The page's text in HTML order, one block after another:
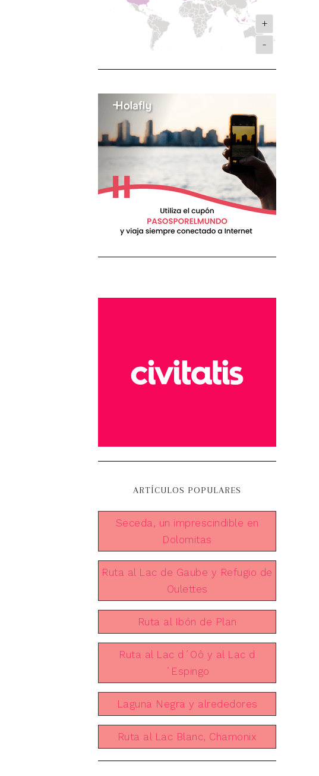
+
-
ARTÍCULOS POPULARES
Seceda, un imprescindible en
Dolomitas
Ruta al Lac de Gaube y Refugio de
Oulettes
Ruta al Ibón de Plan
Ruta al Lac d´Oô y al Lac d
´Espingo
Laguna Negra y alrededores
Ruta al Lac Blanc, Chamonix